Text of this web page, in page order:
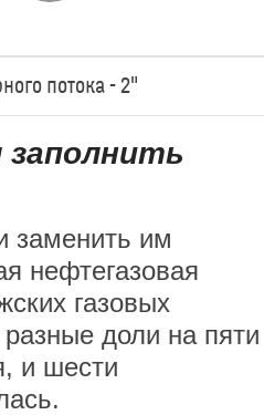
потока - 2"
заполнить
заменить им
нефтегазовая
газовых
доли на пяти
и шести